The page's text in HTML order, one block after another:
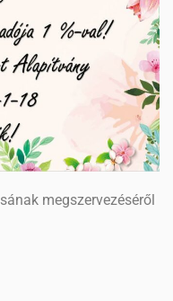
megszervezéséről